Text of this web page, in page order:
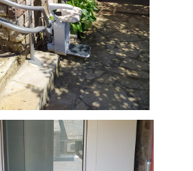
courbe installé chez
en extérieur dans
de-Rouergue